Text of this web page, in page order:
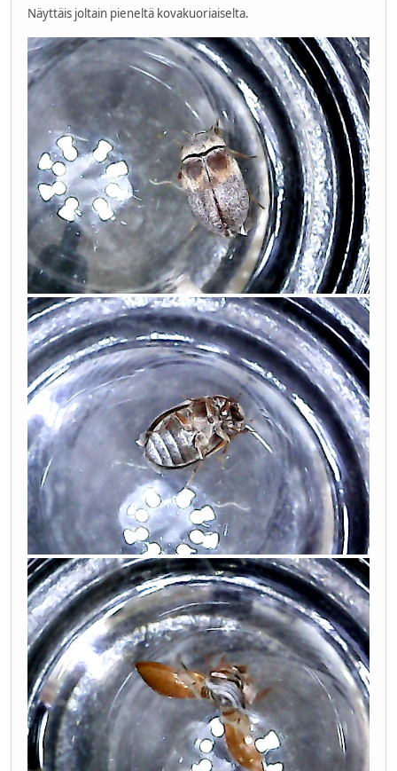
Näyttäis joltain pieneltä kovakuoriaiselta.